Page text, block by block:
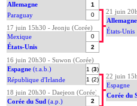
21 juin
Allemagne
1
Paraguay 0
Allemagne
17 juin 15h30 - Jeonju (Corée) États-Unis
Mexique 0
22 juin
États-Unis 2
16 juin 20h30 - Suwon (Corée)
Espagne (t.a.b.) 1 (3)
République d'Irlande 1 (2)
Espagne
18 juin 20h30 - Daejeon (Corée) Corée du
Corée du Sud (a.p.) 2